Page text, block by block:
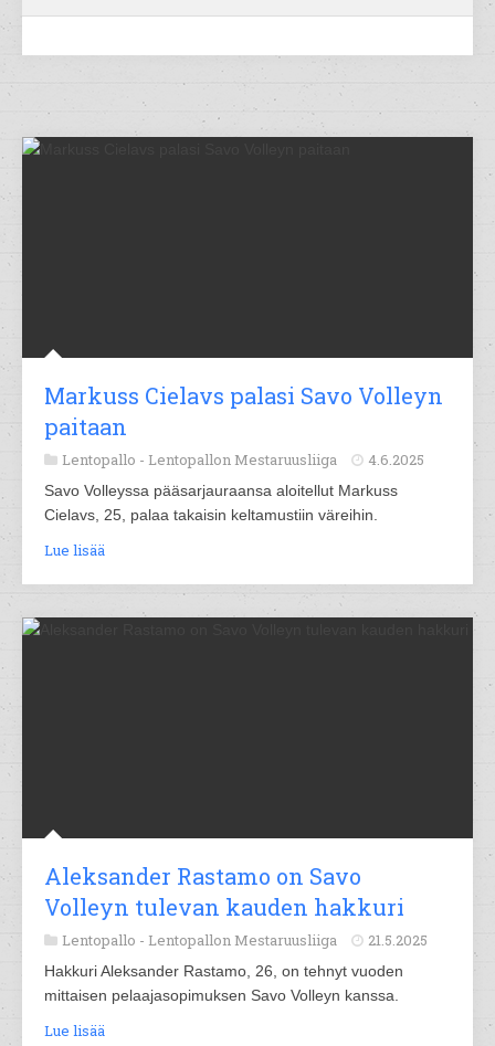
Markuss Cielavs palasi Savo Volleyn
paitaan
Lentopallo - Lentopallon Mestaruusliiga 4.6.2025
Savo Volleyssa pääsarjauraansa aloitellut Markuss
Cielavs, 25, palaa takaisin keltamustiin väreihin.
Lue lisää
Aleksander Rastamo on Savo
Volleyn tulevan kauden hakkuri
Lentopallo - Lentopallon Mestaruusliiga 21.5.2025
Hakkuri Aleksander Rastamo, 26, on tehnyt vuoden
mittaisen pelaajasopimuksen Savo Volleyn kanssa.
Lue lisää